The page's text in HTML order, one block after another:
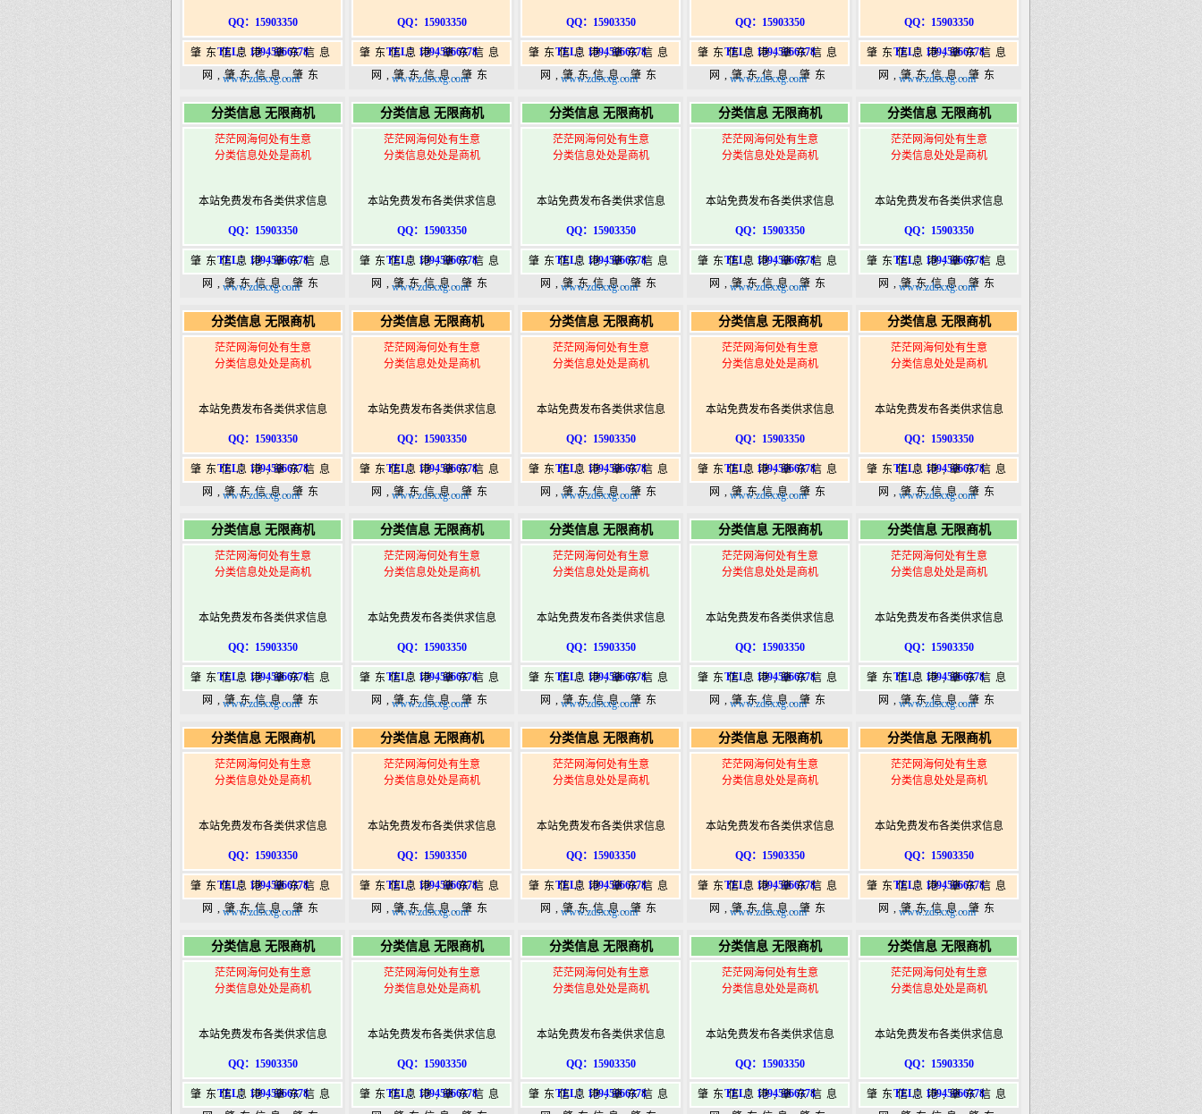
QQ：15903350
TEL：15945066378
肇东信息港,肇东信息
网,肇东信息,肇东
港|www.zhaodongshi.com
www.zdsxxg.com
QQ：15903350
TEL：15945066378
肇东信息港,肇东信息
网,肇东信息,肇东
港|www.zhaodongshi.com
www.zdsxxg.com
QQ：15903350
TEL：15945066378
肇东信息港,肇东信息
网,肇东信息,肇东
港|www.zhaodongshi.com
www.zdsxxg.com
QQ：15903350
TEL：15945066378
肇东信息港,肇东信息
网,肇东信息,肇东
港|www.zhaodongshi.com
www.zdsxxg.com
QQ：15903350
TEL：15945066378
肇东信息港,肇东信息
网,肇东信息,肇东
港|www.zhaodongshi.com
www.zdsxxg.com
分类信息 无限商机
茫茫网海何处有生意
分类信息处处是商机
本站免费发布各类供求信息
QQ：15903350
TEL：15945066378
肇东信息港,肇东信息
网,肇东信息,肇东
港|www.zhaodongshi.com
www.zdsxxg.com
分类信息 无限商机
茫茫网海何处有生意
分类信息处处是商机
本站免费发布各类供求信息
QQ：15903350
TEL：15945066378
肇东信息港,肇东信息
网,肇东信息,肇东
港|www.zhaodongshi.com
www.zdsxxg.com
分类信息 无限商机
茫茫网海何处有生意
分类信息处处是商机
本站免费发布各类供求信息
QQ：15903350
TEL：15945066378
肇东信息港,肇东信息
网,肇东信息,肇东
港|www.zhaodongshi.com
www.zdsxxg.com
分类信息 无限商机
茫茫网海何处有生意
分类信息处处是商机
本站免费发布各类供求信息
QQ：15903350
TEL：15945066378
肇东信息港,肇东信息
网,肇东信息,肇东
港|www.zhaodongshi.com
www.zdsxxg.com
分类信息 无限商机
茫茫网海何处有生意
分类信息处处是商机
本站免费发布各类供求信息
QQ：15903350
TEL：15945066378
肇东信息港,肇东信息
网,肇东信息,肇东
港|www.zhaodongshi.com
www.zdsxxg.com
分类信息 无限商机
茫茫网海何处有生意
分类信息处处是商机
本站免费发布各类供求信息
QQ：15903350
TEL：15945066378
肇东信息港,肇东信息
网,肇东信息,肇东
港|www.zhaodongshi.com
www.zdsxxg.com
分类信息 无限商机
茫茫网海何处有生意
分类信息处处是商机
本站免费发布各类供求信息
QQ：15903350
TEL：15945066378
肇东信息港,肇东信息
网,肇东信息,肇东
港|www.zhaodongshi.com
www.zdsxxg.com
分类信息 无限商机
茫茫网海何处有生意
分类信息处处是商机
本站免费发布各类供求信息
QQ：15903350
TEL：15945066378
肇东信息港,肇东信息
网,肇东信息,肇东
港|www.zhaodongshi.com
www.zdsxxg.com
分类信息 无限商机
茫茫网海何处有生意
分类信息处处是商机
本站免费发布各类供求信息
QQ：15903350
TEL：15945066378
肇东信息港,肇东信息
网,肇东信息,肇东
港|www.zhaodongshi.com
www.zdsxxg.com
分类信息 无限商机
茫茫网海何处有生意
分类信息处处是商机
本站免费发布各类供求信息
QQ：15903350
TEL：15945066378
肇东信息港,肇东信息
网,肇东信息,肇东
港|www.zhaodongshi.com
www.zdsxxg.com
分类信息 无限商机
茫茫网海何处有生意
分类信息处处是商机
本站免费发布各类供求信息
QQ：15903350
TEL：15945066378
肇东信息港,肇东信息
网,肇东信息,肇东
港|www.zhaodongshi.com
www.zdsxxg.com
分类信息 无限商机
茫茫网海何处有生意
分类信息处处是商机
本站免费发布各类供求信息
QQ：15903350
TEL：15945066378
肇东信息港,肇东信息
网,肇东信息,肇东
港|www.zhaodongshi.com
www.zdsxxg.com
分类信息 无限商机
茫茫网海何处有生意
分类信息处处是商机
本站免费发布各类供求信息
QQ：15903350
TEL：15945066378
肇东信息港,肇东信息
网,肇东信息,肇东
港|www.zhaodongshi.com
www.zdsxxg.com
分类信息 无限商机
茫茫网海何处有生意
分类信息处处是商机
本站免费发布各类供求信息
QQ：15903350
TEL：15945066378
肇东信息港,肇东信息
网,肇东信息,肇东
港|www.zhaodongshi.com
www.zdsxxg.com
分类信息 无限商机
茫茫网海何处有生意
分类信息处处是商机
本站免费发布各类供求信息
QQ：15903350
TEL：15945066378
肇东信息港,肇东信息
网,肇东信息,肇东
港|www.zhaodongshi.com
www.zdsxxg.com
分类信息 无限商机
茫茫网海何处有生意
分类信息处处是商机
本站免费发布各类供求信息
QQ：15903350
TEL：15945066378
肇东信息港,肇东信息
网,肇东信息,肇东
港|www.zhaodongshi.com
www.zdsxxg.com
分类信息 无限商机
茫茫网海何处有生意
分类信息处处是商机
本站免费发布各类供求信息
QQ：15903350
TEL：15945066378
肇东信息港,肇东信息
网,肇东信息,肇东
港|www.zhaodongshi.com
www.zdsxxg.com
分类信息 无限商机
茫茫网海何处有生意
分类信息处处是商机
本站免费发布各类供求信息
QQ：15903350
TEL：15945066378
肇东信息港,肇东信息
网,肇东信息,肇东
港|www.zhaodongshi.com
www.zdsxxg.com
分类信息 无限商机
茫茫网海何处有生意
分类信息处处是商机
本站免费发布各类供求信息
QQ：15903350
TEL：15945066378
肇东信息港,肇东信息
网,肇东信息,肇东
港|www.zhaodongshi.com
www.zdsxxg.com
分类信息 无限商机
茫茫网海何处有生意
分类信息处处是商机
本站免费发布各类供求信息
QQ：15903350
TEL：15945066378
肇东信息港,肇东信息
网,肇东信息,肇东
港|www.zhaodongshi.com
www.zdsxxg.com
分类信息 无限商机
茫茫网海何处有生意
分类信息处处是商机
本站免费发布各类供求信息
QQ：15903350
TEL：15945066378
肇东信息港,肇东信息
分类信息 无限商机
茫茫网海何处有生意
分类信息处处是商机
本站免费发布各类供求信息
QQ：15903350
TEL：15945066378
肇东信息港,肇东信息
分类信息 无限商机
茫茫网海何处有生意
分类信息处处是商机
本站免费发布各类供求信息
QQ：15903350
TEL：15945066378
肇东信息港,肇东信息
分类信息 无限商机
茫茫网海何处有生意
分类信息处处是商机
本站免费发布各类供求信息
QQ：15903350
TEL：15945066378
肇东信息港,肇东信息
分类信息 无限商机
茫茫网海何处有生意
分类信息处处是商机
本站免费发布各类供求信息
QQ：15903350
TEL：15945066378
肇东信息港,肇东信息